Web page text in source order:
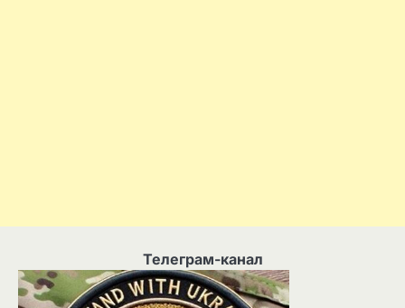
Телеграм-канал